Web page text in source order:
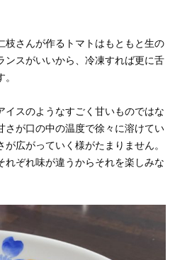
枝さんが作るトマトはもともと生の
ンスがいいから、冷凍すれば更に舌
イスのようなすごく甘いものではな
さが口の中の温度で徐々に溶けてい
広がっていく様がたまりません。
れぞれ味が違うからそれを楽しみな